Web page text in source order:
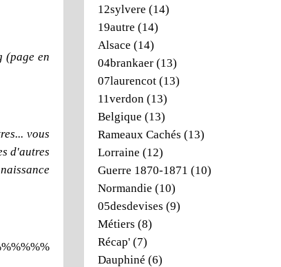
(page en
vous
d'autres
12sylvere (14)
19autre (14)
Alsace (14)
04brankaer (13)
07laurencot (13)
11verdon (13)
Belgique (13)
Rameaux Cachés (13)
Lorraine (12)
Guerre 1870-1871 (10)
Normandie (10)
05desdevises (9)
Métiers (8)
Récap' (7)
Dauphiné (6)